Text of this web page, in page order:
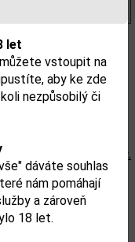
let
vstoupit na
aby ke zde
nezpůsobilý či
dáváte souhlas
nám pomáhají
a zároveň
18 let.
jehož receptura
kteří se plavili v
produktů a je
obsahovat alergeny.
na obalu